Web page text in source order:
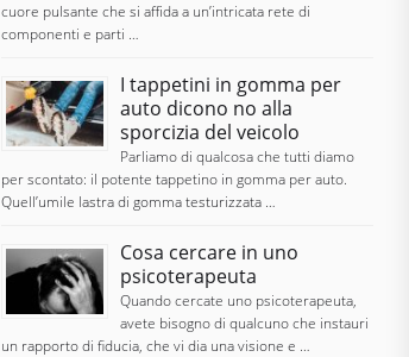
cuore pulsante che si affida a un’intricata rete di
componenti e parti …
I tappetini in gomma per
auto dicono no alla
sporcizia del veicolo
Parliamo di qualcosa che tutti diamo
per scontato: il potente tappetino in gomma per auto.
Quell’umile lastra di gomma testurizzata …
Cosa cercare in uno
psicoterapeuta
Quando cercate uno psicoterapeuta,
avete bisogno di qualcuno che instauri
un rapporto di fiducia, che vi dia una visione e …